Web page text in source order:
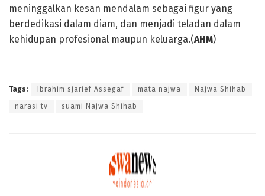
meninggalkan kesan mendalam sebagai figur yang
berdedikasi dalam diam, dan menjadi teladan dalam
kehidupan profesional maupun keluarga.(AHM)
Tags: Ibrahim sjarief Assegaf mata najwa Najwa Shihab
narasi tv suami Najwa Shihab